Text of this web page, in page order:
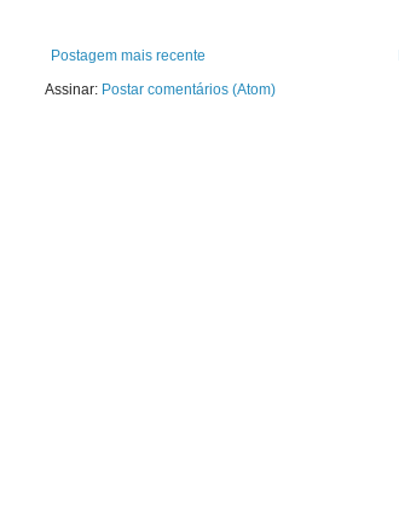
Postagem mais recente
Assinar: Postar comentários (Atom)